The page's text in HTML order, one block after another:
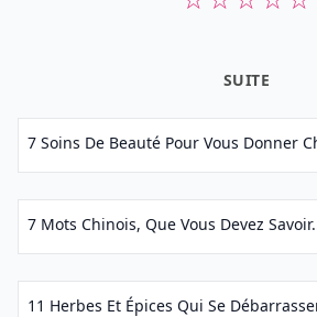
SUITE
7 Soins De Beauté Pour Vous Donner
7 Mots Chinois, Que Vous Devez
11 Herbes Et Épices Qui Se